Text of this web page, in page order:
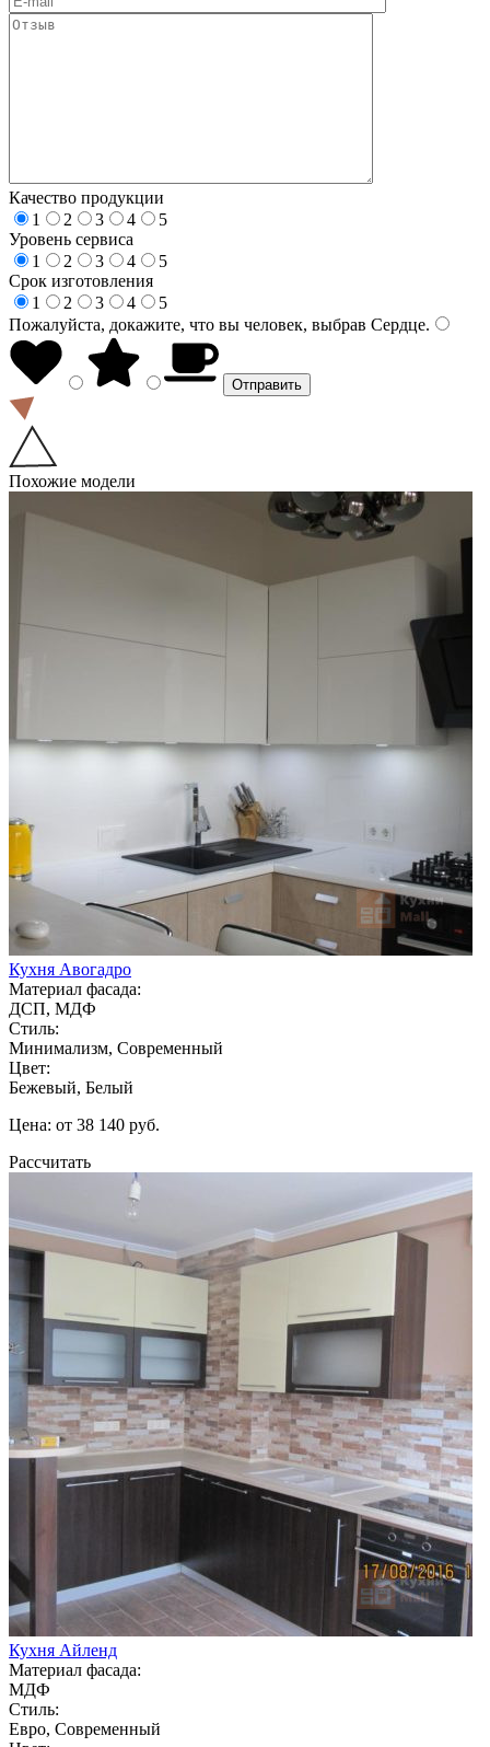
Качество продукции
1
2 3 4
5
Уровень сервиса
1
2 3 4
5
Срок изготовления
1
2 3 4
5
Пожалуйста, докажите, что вы человек, выбрав Сердце.
Похожие модели
Кухня Авогадро
Материал фасада:
ДСП, МДФ
Стиль:
Минимализм, Современный
Цвет:
Бежевый, Белый
Цена: от 38 140 руб.
Рассчитать
Кухня Айленд
Материал фасада:
МДФ
Стиль:
Евро, Современный